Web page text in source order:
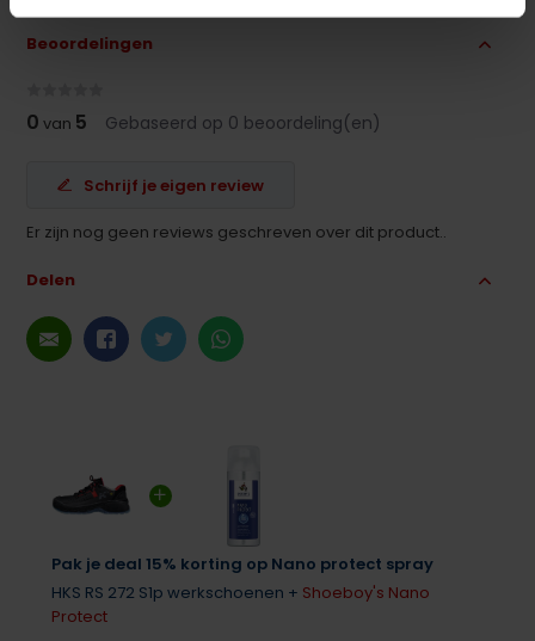
Pak je deal 15% korting op Nano protect spray
HKS RS 272 S1p werkschoenen + Shoeboy's Nano
Protect
Beoordelingen
0 van 5 Gebaseerd op 0 beoordeling(en)
Schrijf je eigen review
Er zijn nog geen reviews geschreven over dit product..
Delen